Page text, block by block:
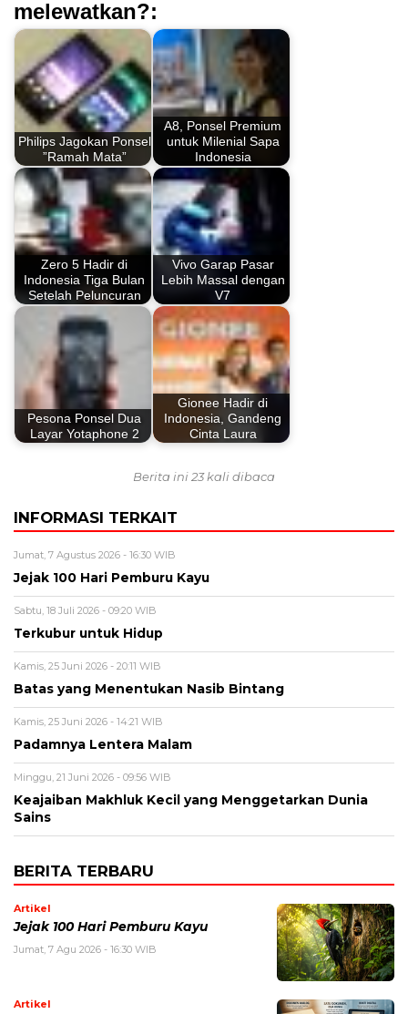
melewatkan?:
Philips Jagokan Ponsel
”Ramah Mata”
A8, Ponsel Premium
untuk Milenial Sapa
Indonesia
Zero 5 Hadir di
Indonesia Tiga Bulan
Setelah Peluncuran
Vivo Garap Pasar
Lebih Massal dengan
V7
Pesona Ponsel Dua
Layar Yotaphone 2
Gionee Hadir di
Indonesia, Gandeng
Cinta Laura
Berita ini 23 kali dibaca
INFORMASI TERKAIT
Jumat, 7 Agustus 2026 - 16:30 WIB
Jejak 100 Hari Pemburu Kayu
Sabtu, 18 Juli 2026 - 09:20 WIB
Terkubur untuk Hidup
Kamis, 25 Juni 2026 - 20:11 WIB
Batas yang Menentukan Nasib Bintang
Kamis, 25 Juni 2026 - 14:21 WIB
Padamnya Lentera Malam
Minggu, 21 Juni 2026 - 09:56 WIB
Keajaiban Makhluk Kecil yang Menggetarkan Dunia
Sains
BERITA TERBARU
Artikel
Jejak 100 Hari Pemburu Kayu
Jumat, 7 Agu 2026 - 16:30 WIB
Artikel